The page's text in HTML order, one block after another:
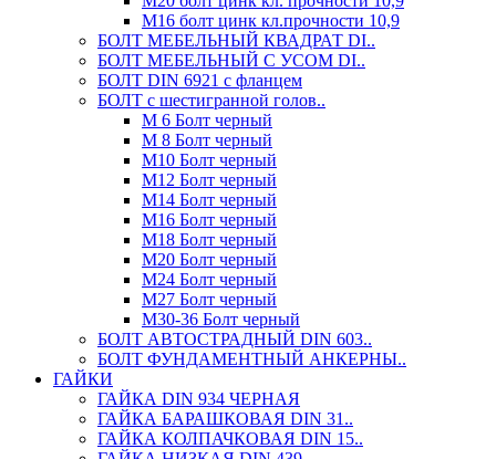
М16 болт цинк кл.прочности 10,9
БОЛТ МЕБЕЛЬНЫЙ КВАДРАТ DI..
БОЛТ МЕБЕЛЬНЫЙ С УСОМ DI..
БОЛТ DIN 6921 c фланцем
БОЛТ с шестигранной голов..
М 6 Болт черный
М 8 Болт черный
М10 Болт черный
М12 Болт черный
М14 Болт черный
М16 Болт черный
М18 Болт черный
М20 Болт черный
М24 Болт черный
М27 Болт черный
М30-36 Болт черный
БОЛТ АВТОСТРАДНЫЙ DIN 603..
БОЛТ ФУНДАМЕНТНЫЙ АНКЕРНЫ..
ГАЙКИ
ГАЙКА DIN 934 ЧЕРНАЯ
ГАЙКА БАРАШКОВАЯ DIN 31..
ГАЙКА КОЛПАЧКОВАЯ DIN 15..